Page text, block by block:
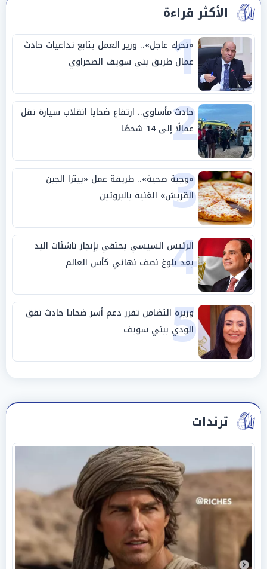
الأكثر قراءة
1
«تحرك عاجل».. وزير العمل يتابع تداعيات حادث
عمال طريق بني سويف الصحراوي
2
حادث مأساوي.. ارتفاع ضحايا انقلاب سيارة تقل
عمالًا إلى 14 شخصًا
3
«وجبة صحية».. طريقة عمل «بيتزا الجبن
القريش» الغنية بالبروتين
4
الرئيس السيسي يحتفي بإنجاز ناشئات اليد
بعد بلوغ نصف نهائي كأس العالم
5
وزيرة التضامن تقرر دعم أسر ضحايا حادث نفق
الودي ببني سويف
ترندات